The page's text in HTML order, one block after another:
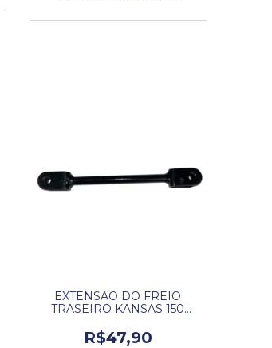
EXTENSAO DO FREIO
TRASEIRO KANSAS 150
R$47,90